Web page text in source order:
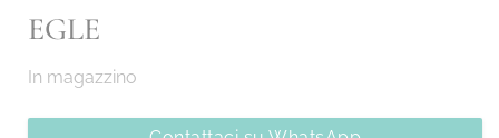
EGLE
In magazzino